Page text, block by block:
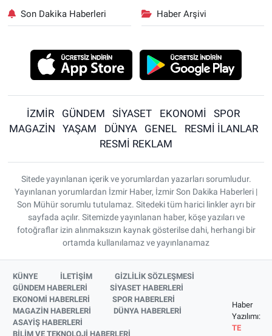
Son Dakika Haberleri Haber Arşivi
İZMİR GÜNDEM SİYASET EKONOMİ
SPOR
MAGAZİN
YAŞAM DÜNYA GENEL
RESMİ İLANLAR
RESMİ REKLAM
Sitede yayınlanan içerik ve yorumlardan yazarları sorumludur.
Yayınlanan yorumlardan İzmir Haber, İzmir Son Dakika Haberleri |
Son Mühür sorumlu tutulamaz. Sitedeki tüm harici linkler ayrı bir
sayfada açılır. Sitemizde yayınlanan haber, köşe yazıları ve
fotoğraflar izin alınmaksızın kaynak gösterilse dahi, herhangi bir
ortamda kullanılamaz ve yayınlanamaz
KÜNYE İLETİŞİM
GİZLİLİK SÖZLEŞMESİ
GÜNDEM HABERLERİ
SİYASET HABERLERİ
EKONOMİ HABERLERİ
SPOR HABERLERİ
MAGAZİN HABERLERİ
DÜNYA HABERLERİ
ASAYİŞ HABERLERİ
BİLİM VE TEKNOLOJİ HABERLERİ
Haber
Yazılımı:
TE